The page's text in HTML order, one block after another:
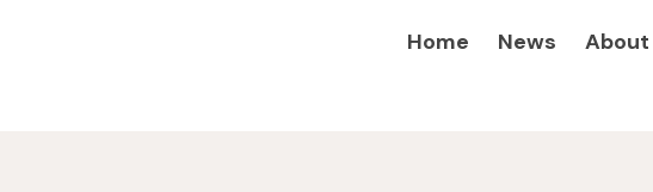
Home News About